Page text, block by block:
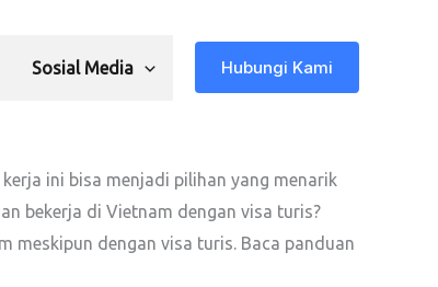
Sosial Media Hubungi Kami
ini bisa menjadi pilihan yang menarik
bekerja di Vietnam dengan visa turis?
meskipun dengan visa turis. Baca panduan